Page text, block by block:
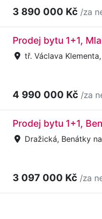
3 890 000 Kč /za
Prodej bytu 1+1,
tř. Václava
4 990 000 Kč /za
Prodej bytu 1+1,
Dražická, Benátky
3 097 000 Kč /za